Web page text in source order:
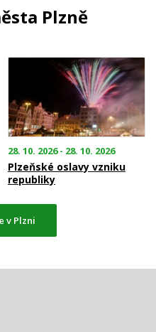
Plzně
28. 10. 2026 - 28. 10. 2026
Plzeňské oslavy vzniku
republiky
v Plzni